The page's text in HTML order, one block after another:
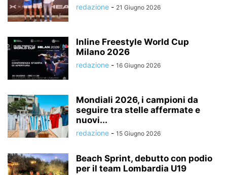
redazione - 21 Giugno 2026
Inline Freestyle World Cup
Milano 2026
redazione - 16 Giugno 2026
Mondiali 2026, i campioni da
seguire tra stelle affermate e
nuovi...
redazione - 15 Giugno 2026
Beach Sprint, debutto con podio
per il team Lombardia U19